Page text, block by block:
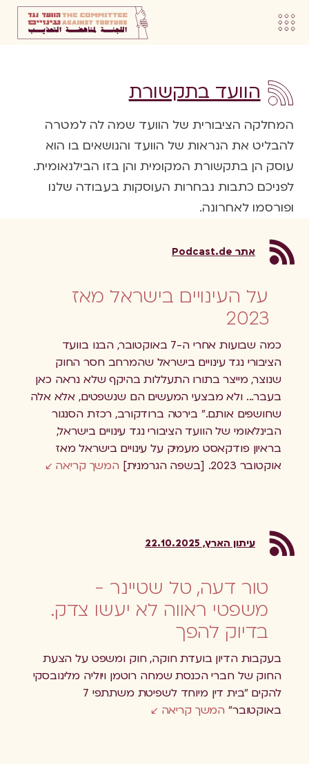
הוועד בתקשורת
המחלקה הציבורית של הוועד שמה לה למטרה
להבליט את הנראות של הוועד והנושאים בו הוא
עוסק הן בתקשורת המקומית והן בזו הבילנאומית.
לפניכם כתבות נבחרות העוסקות בעבודה שלנו
ופורסמו לאחרונה.
אתר Podcast.de
על העינויים בישראל מאז
2023
כמה שבועות אחרי ה-7 באוקטובר, הבנו בוועד
הציבורי נגד עינויים בישראל שהמרחב חסר החוק
שנוצר, מייצר בתורו התעללות בהיקף שלא נראה כאן
בעבר... ולא מבצעי המעשים הם שנשפטים, אלא אלה
שחושפים אותם." בירטה ברודקורב, רכזת הסנגור
הבינלאומי של הוועד הציבורי נגד עינויים בישראל,
בראיון פודקאסט מעמיק על עינויים בישראל מאז
אוקטובר 2023. [בשפה הגרמנית]
המשך קריאה
עיתון הארץ, 22.10.2025
טור דעה, טל שטיינר -
משפטי ראווה לא יעשו צדק.
בדיוק להפך
בעקבות הדיון בועדת חוקה, חוק ומשפט על הצעת
החוק של חברי הכנסת שמחה רוטמן ויוליה מלינובסקי
להקים "בית דין מיוחד לשפיטת משתתפי 7
באוקטובר" המשך קריאה